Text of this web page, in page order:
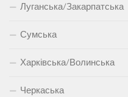
Луганська/Закарпатська
Сумська
Харківська/Волинська
Черкаська